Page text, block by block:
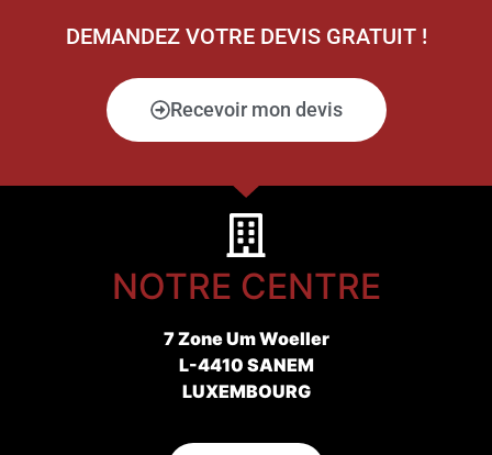
DEMANDEZ VOTRE DEVIS GRATUIT !
Recevoir mon devis
NOTRE CENTRE
7 Zone Um Woeller
L-4410 SANEM
LUXEMBOURG